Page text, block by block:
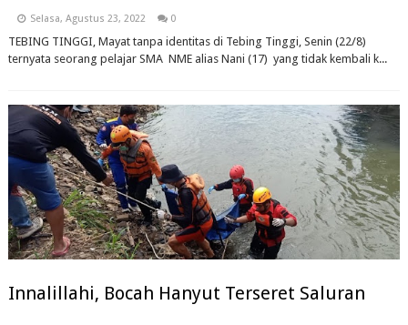
Selasa, Agustus 23, 2022 0
TEBING TINGGI, Mayat tanpa identitas di Tebing Tinggi, Senin (22/8)
ternyata seorang pelajar SMA NME alias Nani (17) yang tidak kembali k...
Innalillahi, Bocah Hanyut Terseret Saluran